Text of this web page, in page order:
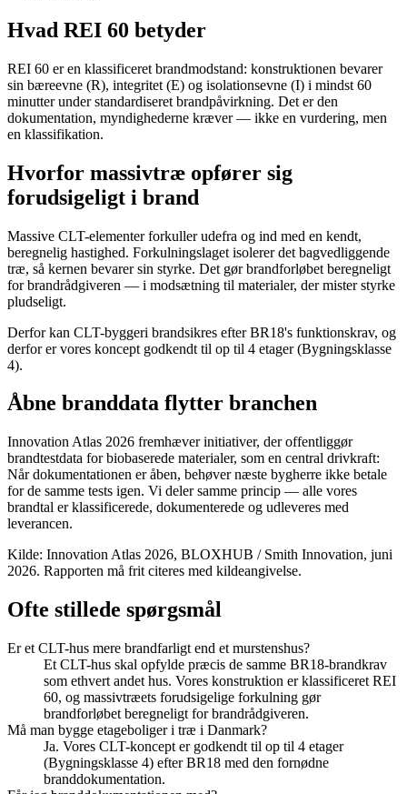
Hvad REI 60 betyder
REI 60 er en klassificeret brandmodstand: konstruktionen bevarer
sin bæreevne (R), integritet (E) og isolationsevne (I) i mindst 60
minutter under standardiseret brandpåvirkning. Det er den
dokumentation, myndighederne kræver — ikke en vurdering, men
en klassifikation.
Hvorfor massivtræ opfører sig
forudsigeligt i brand
Massive CLT-elementer forkuller udefra og ind med en kendt,
beregnelig hastighed. Forkulningslaget isolerer det bagvedliggende
træ, så kernen bevarer sin styrke. Det gør brandforløbet beregneligt
for brandrådgiveren — i modsætning til materialer, der mister styrke
pludseligt.
Derfor kan CLT-byggeri brandsikres efter BR18's funktionskrav, og
derfor er vores koncept godkendt til op til 4 etager (Bygningsklasse
4).
Åbne branddata flytter branchen
Innovation Atlas 2026 fremhæver initiativer, der offentliggør
brandtestdata for biobaserede materialer, som en central drivkraft:
Når dokumentationen er åben, behøver næste bygherre ikke betale
for de samme tests igen. Vi deler samme princip — alle vores
brandtal er klassificerede, dokumenterede og udleveres med
leverancen.
Kilde: Innovation Atlas 2026, BLOXHUB / Smith Innovation, juni
2026. Rapporten må frit citeres med kildeangivelse.
Ofte stillede spørgsmål
Er et CLT-hus mere brandfarligt end et murstenshus?
Et CLT-hus skal opfylde præcis de samme BR18-brandkrav
som ethvert andet hus. Vores konstruktion er klassificeret REI
60, og massivtræets forudsigelige forkulning gør
brandforløbet beregneligt for brandrådgiveren.
Må man bygge etageboliger i træ i Danmark?
Ja. Vores CLT-koncept er godkendt til op til 4 etager
(Bygningsklasse 4) efter BR18 med den fornødne
branddokumentation.